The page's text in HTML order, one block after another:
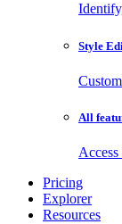
Style
All
Pricing
Explorer
Resources